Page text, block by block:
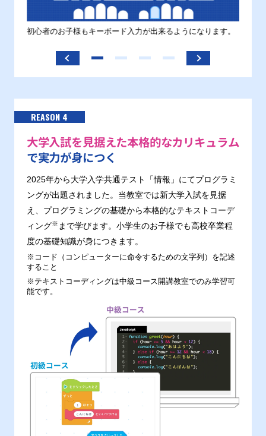
初心者のお子様もキーボード入力が出来るようになります。
REASON 4
大学入試を見据えた本格的なカリキュラム
で実力が身につく
2025年から大学入学共通テスト「情報」にてプログラミ
ングが出題されました。当教室では新大学入試を見据
え、プログラミングの基礎から本格的なテキストコーデ
ィング※ まで学びます。小学生のお子様でも高校卒業程
度の基礎知識が身につきます。
※コード（コンピューターに命令するための文字列）を記述
すること
※テキストコーディングは中級コース開講教室でのみ学習可
能です。